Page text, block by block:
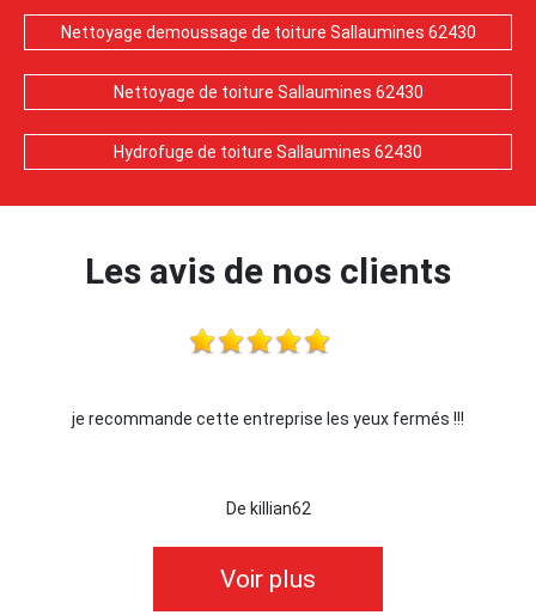
Nettoyage demoussage de toiture Sallaumines 62430
Nettoyage de toiture Sallaumines 62430
Hydrofuge de toiture Sallaumines 62430
Les avis de nos clients
cette entreprise les yeux fermés !!! Je
Voir plus